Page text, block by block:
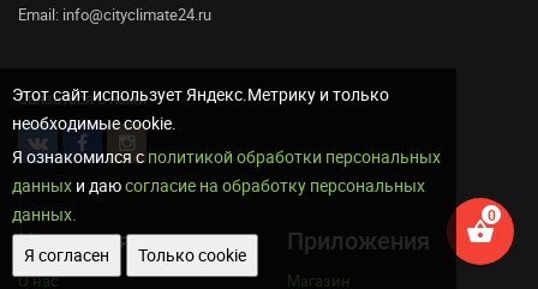
Этот сайт использует Яндекс.Метрику и только
необходимые cookie.
Я ознакомился с политикой обработки персональных
данных и даюсогласие на обработку персональных
данных.
Я согласен
Только cookie
shopping_basket
Email: info@cityclimate24.ru
Связаться с нами
Компания
О нас
Приложения
Магазин